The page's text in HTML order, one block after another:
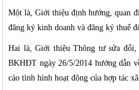
Một là, Giới thiệu định hướng, quan
đăng ký kinh doanh và đăng ký thuế
Hai là, Giới thiệu Thông tư sửa đổi,
BKHĐT ngày 26/5/2014 hướng dẫn
cáo tình hình hoạt động của hợp tác